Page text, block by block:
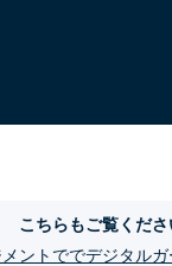
こちらもご覧くださ
ントででデジタル